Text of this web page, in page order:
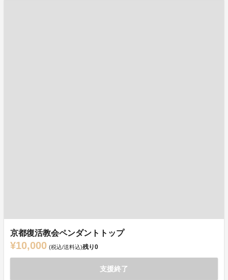
京都復活教会ペンダントトップ
¥10,000 (税込/送料込)残り0
支援終了